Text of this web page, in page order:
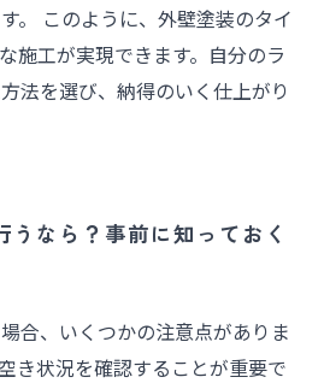
。 このように、外壁塗装のタイ
施工が実現できます。自分のラ
法を選び、納得のいく仕上がり
うなら？事前に知っておく
合、いくつかの注意点がありま
き状況を確認することが重要で